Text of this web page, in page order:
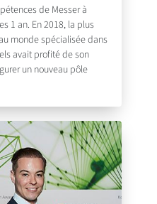
de Messer à
1 an. En 2018, la plus
monde spécialisée dans
avait profité de son
un nouveau pôle